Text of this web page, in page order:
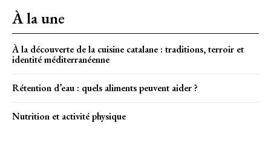
À la une
À la découverte de la cuisine catalane : traditions, terroir et
identité méditerranéenne
Rétention d’eau : quels aliments peuvent aider ?
Nutrition et activité physique